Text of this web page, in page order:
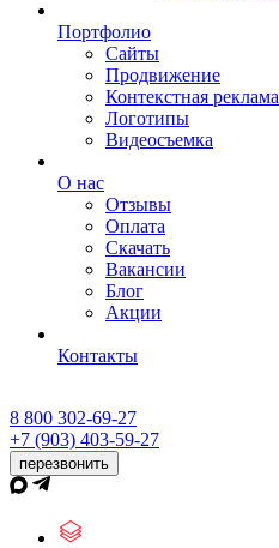
Портфолио
Сайты
Продвижение
Контекстная реклама
Логотипы
Видеосъемка
О нас
Отзывы
Оплата
Скачать
Вакансии
Блог
Акции
Контакты
8 800 302-69-27
+7 (903) 403-59-27
перезвонить